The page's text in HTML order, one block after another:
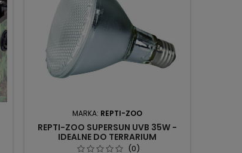
MARKA: REPTI-ZOO
REPTI-ZOO SUPERSUN UVB 35W -
IDEALNE DO TERRARIUM
(0)